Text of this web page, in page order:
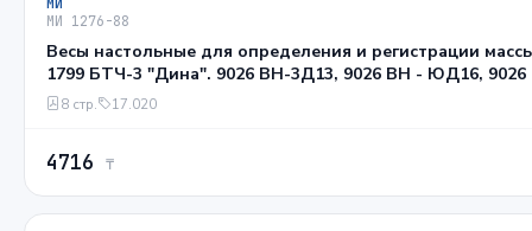
МИ 1276-88
Весы настольные для определения и регистрации
1799 БТЧ-3 "Дина". 9026 ВН-3Д13, 9026 ВН - ЮД16,
8 стр. 17.020
4716 ₸